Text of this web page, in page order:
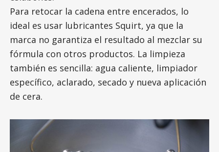
Para retocar la cadena entre encerados, lo
ideal es usar lubricantes Squirt, ya que la
marca no garantiza el resultado al mezclar su
fórmula con otros productos. La limpieza
también es sencilla: agua caliente, limpiador
específico, aclarado, secado y nueva aplicación
de cera.